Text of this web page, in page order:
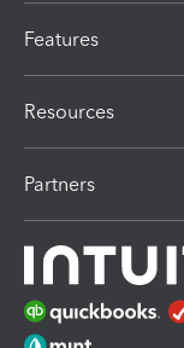
Features
Resources
Partners